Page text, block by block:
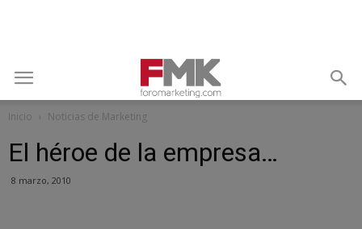
Inicio Noticias de Marketing
El héroe de la empresa…
8 marzo, 2010